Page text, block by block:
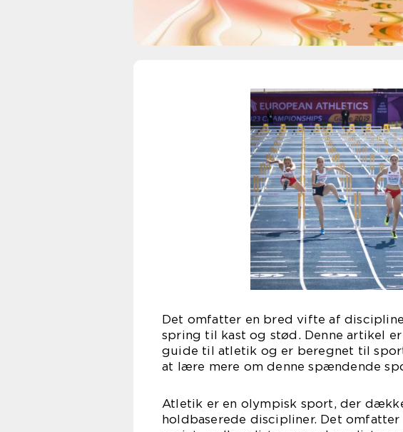
Det omfatter en bred vifte af
spring til kast og stød. Denne artikel
guide til atletik og er beregnet til
at lære mere om denne spændende
Atletik er en olympisk sport, der
holdbaserede discipliner. Det